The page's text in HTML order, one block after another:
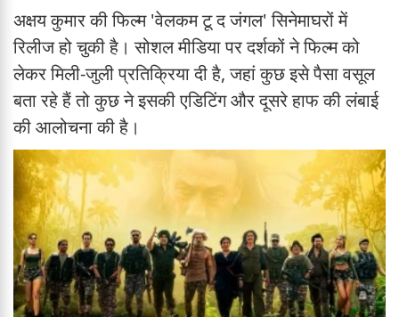
अक्षय कुमार की फिल्म 'वेलकम टू द जंगल' सिनेमाघरों में
रिलीज हो चुकी है। सोशल मीडिया पर दर्शकों ने फिल्म को
लेकर मिली-जुली प्रतिक्रिया दी है, जहां कुछ इसे पैसा वसूल
बता रहे हैं तो कुछ ने इसकी एडिटिंग और दूसरे हाफ की लंबाई
की आलोचना की है।